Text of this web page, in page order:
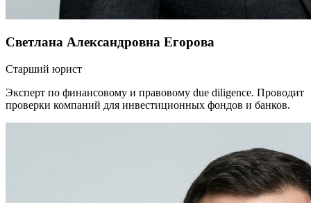
Светлана Александровна Егорова
Старший юрист
Эксперт по финансовому и правовому due diligence. Проводит
проверки компаний для инвестиционных фондов и банков.